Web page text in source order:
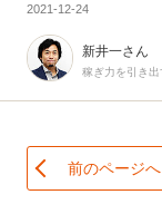
2021-12-24
新井一さん
前のページへ